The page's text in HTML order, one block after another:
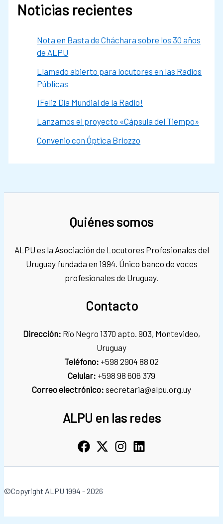
Noticias recientes
Nota en Basta de Cháchara sobre los 30 años
de ALPU
Llamado abierto para locutores en las Radios
Públicas
¡Feliz Día Mundial de la Radio!
Lanzamos el proyecto «Cápsula del Tiempo»
Convenio con Óptica Briozzo
Quiénes somos
ALPU es la Asociación de Locutores Profesionales del
Uruguay fundada en 1994. Único banco de voces
profesionales de Uruguay.
Contacto
Dirección: Río Negro 1370 apto. 903, Montevideo,
Uruguay
Teléfono: +598 2904 88 02
Celular: +598 98 606 379
Correo electrónico: secretaria@alpu.org.uy
ALPU en las redes
©Copyright ALPU 1994 - 2026